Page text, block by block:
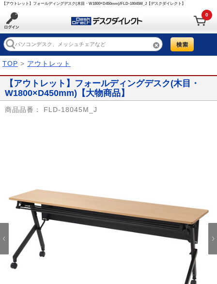
【アウトレット】フォールディングデスク(木目・W1800×D450mm)/FLD-18045M_J【デスクダイレクト】
0
TOP > アウトレット
【アウトレット】フォールディングデスク(木目・
W1800×D450mm)【大物商品】
商品品番： FLD-18045M_J